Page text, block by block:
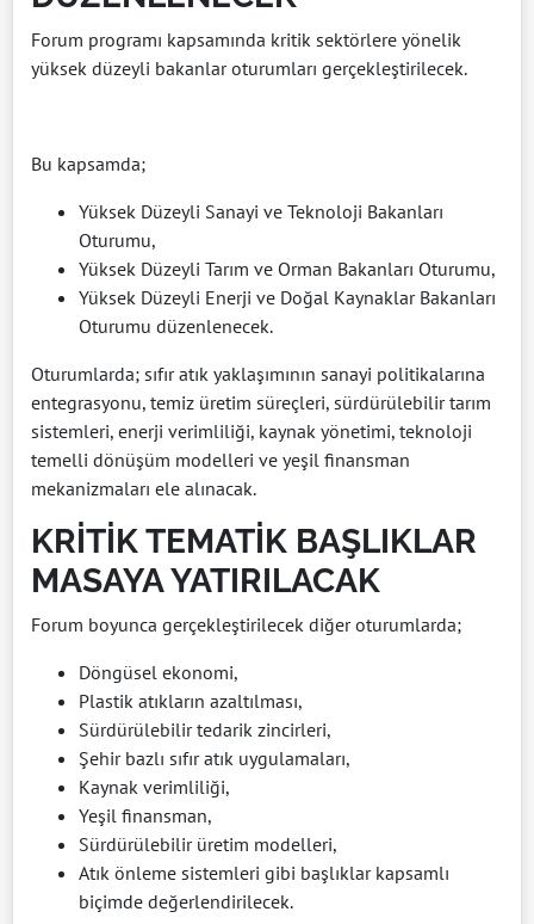
Forum programı kapsamında kritik sektörlere yönelik
yüksek düzeyli bakanlar oturumları gerçekleştirilecek.
Bu kapsamda;
Yüksek Düzeyli Sanayi ve Teknoloji Bakanları
Oturumu,
Yüksek Düzeyli Tarım ve Orman Bakanları Oturumu,
Yüksek Düzeyli Enerji ve Doğal Kaynaklar Bakanları
Oturumu düzenlenecek.
Oturumlarda; sıfır atık yaklaşımının sanayi politikalarına
entegrasyonu, temiz üretim süreçleri, sürdürülebilir tarım
sistemleri, enerji verimliliği, kaynak yönetimi, teknoloji
temelli dönüşüm modelleri ve yeşil finansman
mekanizmaları ele alınacak.
KRİTİK TEMATİK BAŞLIKLAR
MASAYA YATIRILACAK
Forum boyunca gerçekleştirilecek diğer oturumlarda;
Döngüsel ekonomi,
Plastik atıkların azaltılması,
Sürdürülebilir tedarik zincirleri,
Şehir bazlı sıfır atık uygulamaları,
Kaynak verimliliği,
Yeşil finansman,
Sürdürülebilir üretim modelleri,
Atık önleme sistemleri gibi başlıklar kapsamlı
biçimde değerlendirilecek.